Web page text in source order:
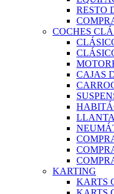
RESTO
COCHES
CAJAS
KARTING
KARTS